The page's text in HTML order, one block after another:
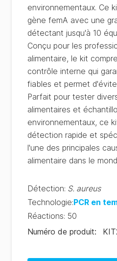
environnementaux. Ce
gène femA avec une
détectant jusqu'à 10
Conçu pour les
alimentaire, le kit
contrôle interne qui
fiables et permet
Parfait pour tester
alimentaires et
environnementaux, ce
détection rapide et
l'une des principales
alimentaire dans le
Détection: S. aureus
Technologie:PCR en
Réactions: 50
Numéro de produit: